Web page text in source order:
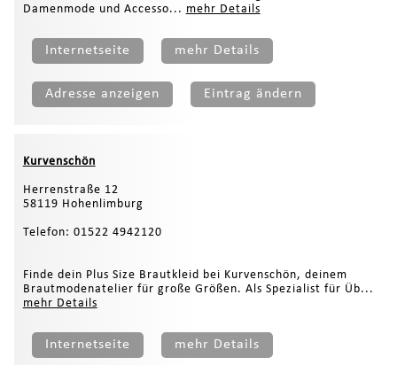
Damenmode und Accesso... mehr Details
Internetseite mehr Details
Adresse anzeigen Eintrag ändern
Kurvenschön
Herrenstraße 12
58119 Hohenlimburg
Telefon: 01522 4942120
Finde dein Plus Size Brautkleid bei Kurvenschön, deinem
Brautmodenatelier für große Größen. Als Spezialist für Üb...
mehr Details
Internetseite mehr Details